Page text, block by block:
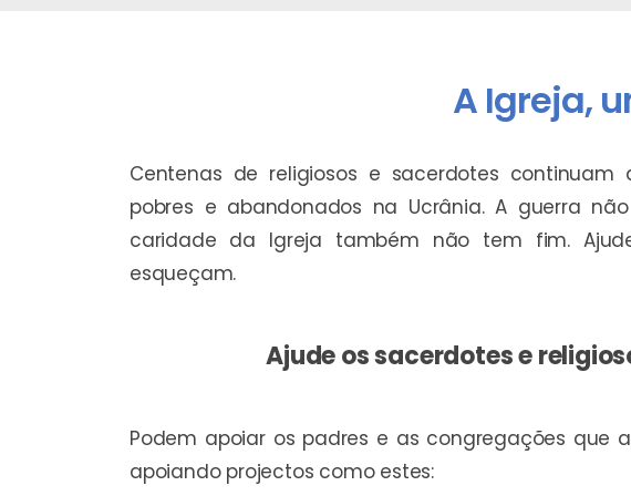
A Igreja,
Centenas de religiosos e sacerdotes continuam
pobres e abandonados na Ucrânia. A guerra
caridade da Igreja também não tem fim.
esqueçam.
Ajude os sacerdotes e
Podem apoiar os padres e as congregações que
apoiando projectos como estes: